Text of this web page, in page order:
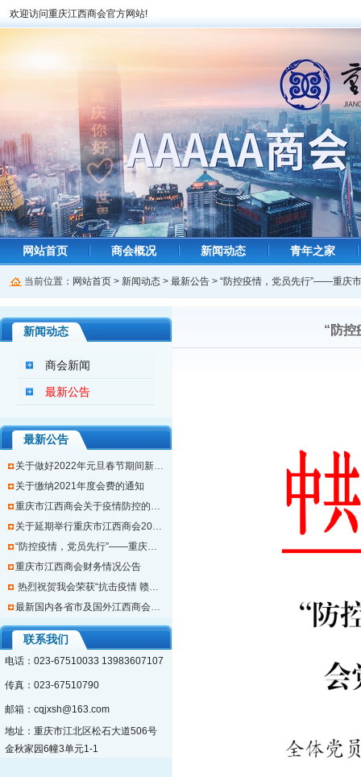
欢迎访问重庆江西商会官方网站!
网站首页 商会概况 新闻动态 青年之家
当前位置： 网站首页 > 新闻动态 > 最新公告 > “防控疫情，党员先行”——重庆
新闻动态
商会新闻
最新公告
最新公告
关于做好2022年元旦春节期间新冠肺炎疫情防控有关工作的通知
关于缴纳2021年度会费的通知
重庆市江西商会关于疫情防控的倡议书
关于延期举行重庆市江西商会2021年会的通知
“防控疫情，党员先行”——重庆市江西商会党支部关于新冠疫情防控的倡议书
重庆市江西商会财务情况公告
热烈祝贺我会荣获“抗击疫情 赣商在行动”最美商会等荣誉称号
最新国内各省市及国外江西商会会长名录
联系我们
电话：023-67510033 13983607107
传真：023-67510790
邮箱：cqjxsh@163.com
地址：重庆市江北区松石大道506号
金秋家园6幢3单元1-1
“防